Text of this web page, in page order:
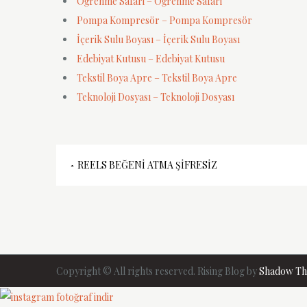
Pompa Kompresör – Pompa Kompresör
İçerik Sulu Boyası – İçerik Sulu Boyası
Edebiyat Kutusu – Edebiyat Kutusu
Tekstil Boya Apre – Tekstil Boya Apre
Teknoloji Dosyası – Teknoloji Dosyası
Yazı
REELS BEĞENI ATMA ŞIFRESIZ
Copyright © All rights reserved. Rising Blog byShadow